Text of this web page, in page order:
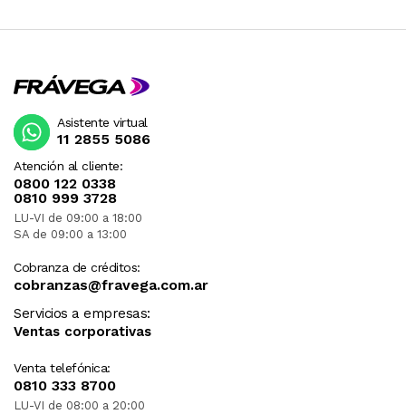
Atención al cliente:
0800 122 0338
0810 999 3728
LU-VI de 09:00 a 18:00
SA de 09:00 a 13:00
Cobranza de créditos:
cobranzas@fravega.com.ar
Servicios a empresas:
Ventas corporativas
Venta telefónica:
0810 333 8700
LU-VI de 08:00 a 20:00
Asistente virtual
11 2855 5086